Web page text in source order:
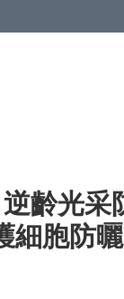
齡光采
細胞防